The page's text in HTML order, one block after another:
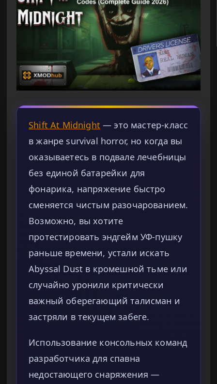
Shift At Midnight — это мастер-класс
в жанре survival horror, но когда вы
оказываетесь в подвале лечебницы
без единой батарейки для
фонарика, напряжение быстро
сменяется чистым разочарованием.
Возможно, вы хотите
протестировать эндгейм УФ-пушку
раньше времени, устали искать
Abyssal Dust в кромешной тьме или
случайно уронили критически
важный оберегающий талисман и
застряли в текущем забеге.
Использование консольных команд
разработчика для спавна
недостающего снаряжения —